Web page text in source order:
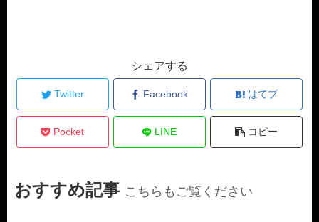
シェアする
Twitter Facebook はてブ
Pocket LINE コピー
おすすめ記事 こちらもご覧ください